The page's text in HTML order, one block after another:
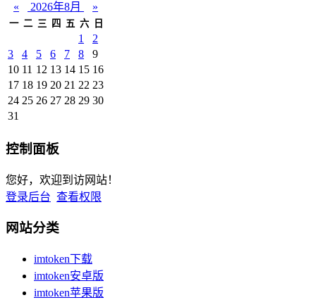
« 2026年8月 »
一 二 三 四 五 六 日
1
2
3
4 5 6 7 8
9
10 11 12 13 14 15 16
17 18 19 20 21 22 23
24 25 26 27 28 29 30
31
控制面板
您好，欢迎到访网站！
登录后台 查看权限
网站分类
imtoken下载
imtoken安卓版
imtoken苹果版